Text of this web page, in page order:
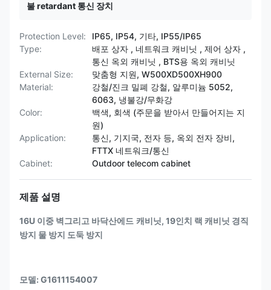
불 retardant 통신 장치
Protection Level:
IP65, IP54, 기타, IP55/IP65
Type:
배포 상자 , 네트워크 캐비닛 , 제어 상자 ,
통신 옥외 캐비닛 , BTS용 옥외 캐비닛
External Size:
맞춤형 지원, W500XD500XH900
Material:
강철/진크 밀폐 강철, 알루미늄 5052,
6063, 냉불강/무화강
Color:
백색, 회색 (주문을 받아서 만들어지는 지
원)
Application:
통신, 기지국, 전자 등, 옥외 전자 장비,
FTTX 네트워크/통신
Cabinet:
Outdoor telecom cabinet
제품 설명
16U 이중 벽그리고 바닥산에드 캐비닛, 19인치 랙 캐비닛 경직
방지 물 방지 도둑 방지
모델: G1611154007